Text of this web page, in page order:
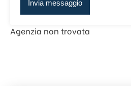
Agenzia non trovata